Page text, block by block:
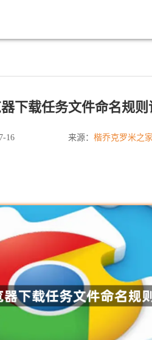
下载任务文件命名规则
16 来源： 楷乔克罗米之家